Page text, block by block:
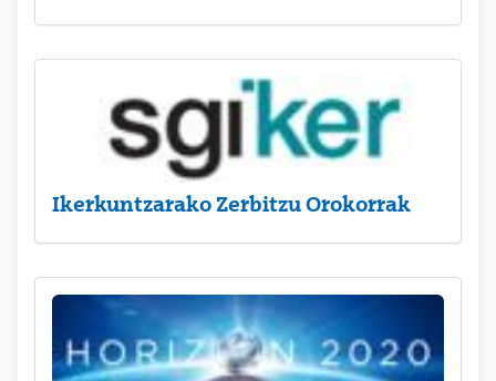
Ikerkuntzarako Zerbitzu Orokorrak